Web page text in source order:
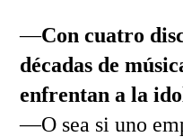
—Con cuatro
décadas de
enfrentan a la
—O sea si uno